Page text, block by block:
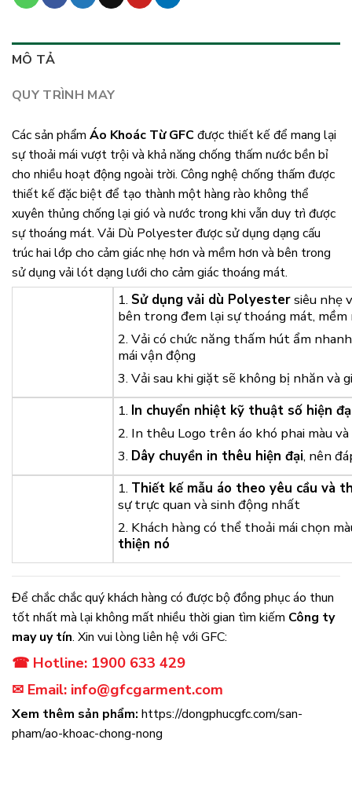
MÔ TẢ
QUY TRÌNH MAY
Các sản phẩm Áo Khoác Từ GFCđược thiết kế để mang lại
sự thoải mái vượt trội và khả năng chống thấm nước bền bỉ
cho nhiều hoạt động ngoài trời. Công nghệ chống thấm được
thiết kế đặc biệt để tạo thành một hàng rào không thể
xuyên thủng chống lại gió và nước trong khi vẫn duy trì được
sự thoáng mát. Vải Dù Polyester được sử dụng dạng cấu
trúc hai lớp cho cảm giác nhẹ hơn và mềm hơn và bên trong
sử dụng vải lót dạng lưới cho cảm giác thoáng mát.
1. Sử dụng vải dù Polyestersiêu nhẹ
bên trong đem lại sự thoáng mát, mềm
2. Vải có chức năng thấm hút ẩm
mái vận động
3. Vải sau khi giặt sẽ không bị nhăn và
1. In chuyển nhiệt kỹ thuật số hiện
2. In thêu Logo trên áo khó phai màu
3. Dây chuyền in thêu hiện đại, nên
1. Thiết kế mẫu áo theo yêu cầu và
sự trực quan và sinh động nhất
2. Khách hàng có thể thoải mái chọn
thiện nó
Để chắc chắc quý khách hàng có được bộ đồng phục áo thun
tốt nhất mà lại không mất nhiều thời gian tìm kiếm Công ty
may uy tín. Xin vui lòng liên hệ với GFC:
☎ Hotline: 1900 633 429
✉ Email: info@gfcgarment.com
Xem thêm sản phẩm: https://dongphucgfc.com/san-
pham/ao-khoac-chong-nong